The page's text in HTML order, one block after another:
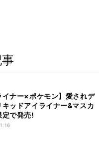
イナー×ポケモン】愛されデ
キッドアイライナー&マスカ
定で発売!